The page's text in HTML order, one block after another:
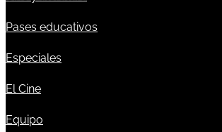
Pases educativos
Especiales
El Cine
Equipo